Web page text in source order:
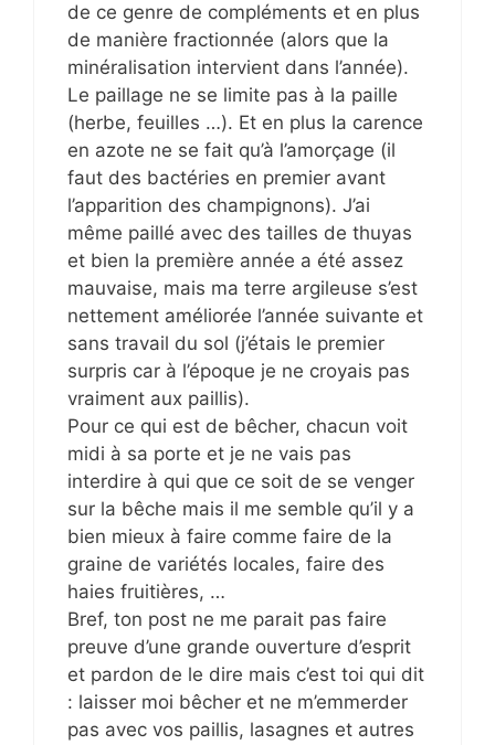
de ce genre de compléments et en plus
de manière fractionnée (alors que la
minéralisation intervient dans l’année).
Le paillage ne se limite pas à la paille
(herbe, feuilles …). Et en plus la carence
en azote ne se fait qu’à l’amorçage (il
faut des bactéries en premier avant
l’apparition des champignons). J’ai
même paillé avec des tailles de thuyas
et bien la première année a été assez
mauvaise, mais ma terre argileuse s’est
nettement améliorée l’année suivante et
sans travail du sol (j’étais le premier
surpris car à l’époque je ne croyais pas
vraiment aux paillis).
Pour ce qui est de bêcher, chacun voit
midi à sa porte et je ne vais pas
interdire à qui que ce soit de se venger
sur la bêche mais il me semble qu’il y a
bien mieux à faire comme faire de la
graine de variétés locales, faire des
haies fruitières, …
Bref, ton post ne me parait pas faire
preuve d’une grande ouverture d’esprit
et pardon de le dire mais c’est toi qui dit
: laisser moi bêcher et ne m’emmerder
pas avec vos paillis, lasagnes et autres